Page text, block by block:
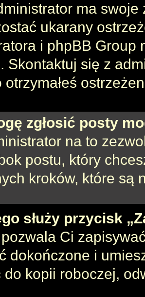
ma swoje
ukarany
i phpBB Group
Skontaktuj się z
otrzymałeś
zgłosić posty
na to
postu, który
kroków, które są
służy przycisk
Ci
dokończone i
do kopii roboczej,